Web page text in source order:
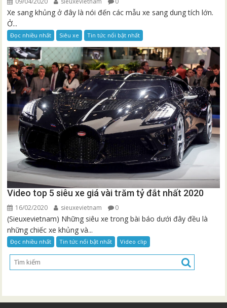
Xe sang khủng ở đây là nói đến các mẫu xe sang dung tích lớn.
Ở...
Đọc nhiều nhất Siêu xe Tin tức nổi bật nhất
Video top 5 siêu xe giá vài trăm tỷ đắt nhất 2020
16/02/2020 sieuxevietnam 0
(Sieuxevietnam) Những siêu xe trong bài báo dưới đây đều là
những chiếc xe khủng và...
Đọc nhiều nhất Tin tức nổi bật nhất Video clip